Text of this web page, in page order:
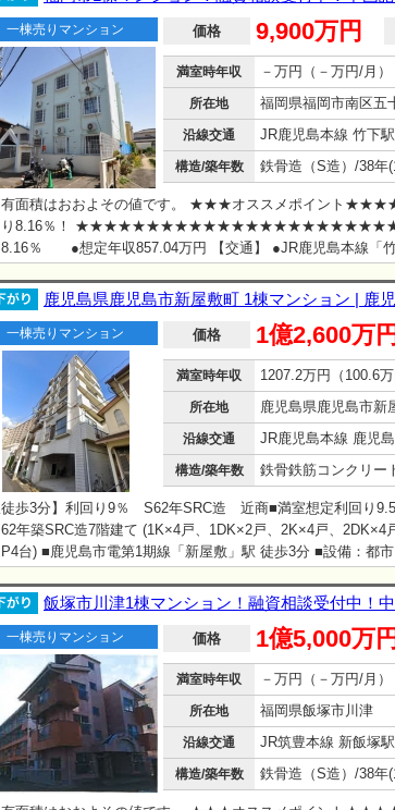
一棟売りマンション 価格 9,900万円
満室時年収 －万円（－万円/月）
所在地 福岡県福岡市南区五
沿線交通 JR鹿児島本線 竹下
構造/築年数 鉄骨造（S造）/38年
面積はおおよその値です。 ★★★オススメポイン
り8.16％！ ★★★★★★★★★★★★★★★★★★★★★★★★
％ ●想定年収857.04万円 【交通】 ●JR鹿児島本線「
鹿児島県鹿児島市新屋敷町 1棟マンション | 鹿
一棟売りマンション 価格 1億2,600万円
満室時年収 1207.2万円（100.6万
所在地 鹿児島県鹿児島市新
沿線交通 JR鹿児島本線 鹿児
構造/築年数
歩3分】利回り9％ S62年SRC造 近商■満室想定利回り
年築SRC造7階建て (1K×4戸、1DK×2戸、2K×4戸、2DK×4
台) ■鹿児島市電第1期線「新屋敷」駅 徒歩3分 ■設備：都
濯機置場 ■修繕履歴：爆裂補修工事（20万円）令和
ニューアル工事（約445万円）令和3年3月 ■相続税路線
・公簿売買 ・一部、オーナー様…
飯塚市川津1棟マンション！融資相談受付中！
一棟売りマンション 価格 1億5,000万円
満室時年収 －万円（－万円/月）
所在地 福岡県飯塚市川津
沿線交通 JR筑豊本線 新飯塚
構造/築年数 鉄骨造（S造）/38年